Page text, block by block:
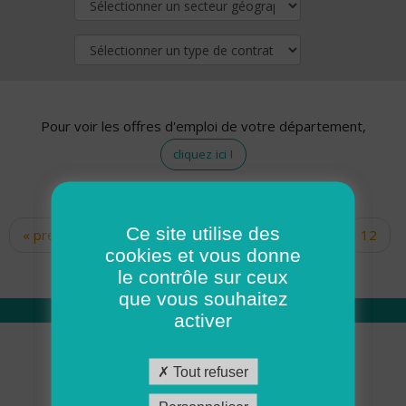
Pour voir les offres d'emploi de votre département,
cliquez ici !
Pages
« premier ‹ précédent … 10
12
14 15 16 17
Qui sommes nous
Académie ADMR
Ce site utilise des
cookies et vous donne
le contrôle sur ceux
que vous souhaitez
activer
Tout refuser